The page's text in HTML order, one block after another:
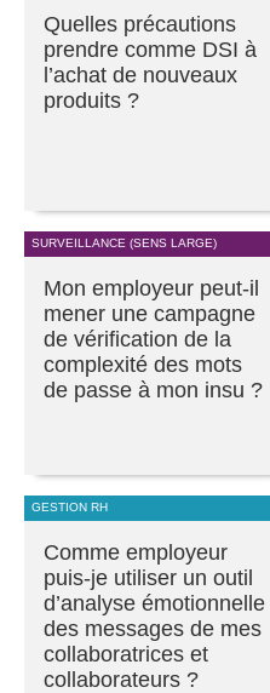
Quelles précautions
prendre comme DSI à
l’achat de nouveaux
produits ?
SURVEILLANCE (SENS LARGE)
Mon employeur peut-il
mener une campagne
de vérification de la
complexité des mots
de passe à mon insu ?
GESTION RH
Comme employeur
puis-je utiliser un outil
d’analyse émotionnelle
des messages de mes
collaboratrices et
collaborateurs ?